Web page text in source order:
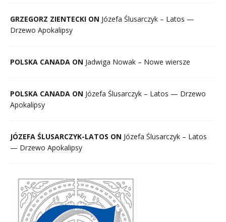
GRZEGORZ ZIENTECKI ON Józefa Ślusarczyk – Latos —
Drzewo Apokalipsy
POLSKA CANADA ON Jadwiga Nowak – Nowe wiersze
POLSKA CANADA ON Józefa Ślusarczyk – Latos — Drzewo
Apokalipsy
JÓZEFA ŚLUSARCZYK-LATOS ON Józefa Ślusarczyk – Latos
— Drzewo Apokalipsy